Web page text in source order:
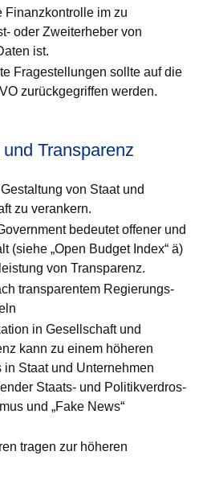
Finanzkontrolle im zu
oder Zweiterheber von
ist.
Fragestellungen sollte auf die
zurückgegriffen werden.
Transparenz
von Staat und
zu verankern.
bedeutet offener und
(siehe „Open Budget Index“ ä)
von Transparenz.
transparentem Regierungs-
in Gesellschaft und
kann zu einem höheren
Staat und Unternehmen
Staats- und Politik­ver­dros­
und „Fake News“
tragen zur höheren